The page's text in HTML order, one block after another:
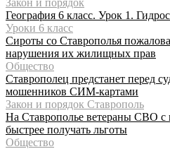
География 6 класс. Урок 1.
Уроки 6 класс
Сироты со Ставрополья
нарушения их жилищных прав
Общество
Ставрополец предстанет перед
мошенников СИМ-картами
Закон и порядок Ставрополь
На Ставрополье ветераны СВО с
быстрее получать льготы
Общество